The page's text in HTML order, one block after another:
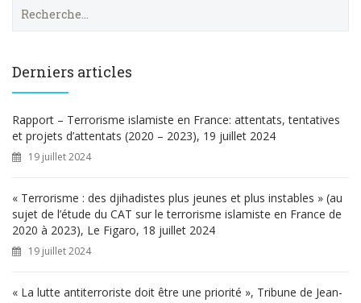
e
h
e
r
Derniers articles
Rapport – Terrorisme islamiste en France: attentats, tentatives
et projets d’attentats (2020 – 2023), 19 juillet 2024
19 juillet 2024
« Terrorisme : des djihadistes plus jeunes et plus instables » (au
sujet de l’étude du CAT sur le terrorisme islamiste en France de
2020 à 2023), Le Figaro, 18 juillet 2024
19 juillet 2024
« La lutte antiterroriste doit être une priorité », Tribune de Jean-